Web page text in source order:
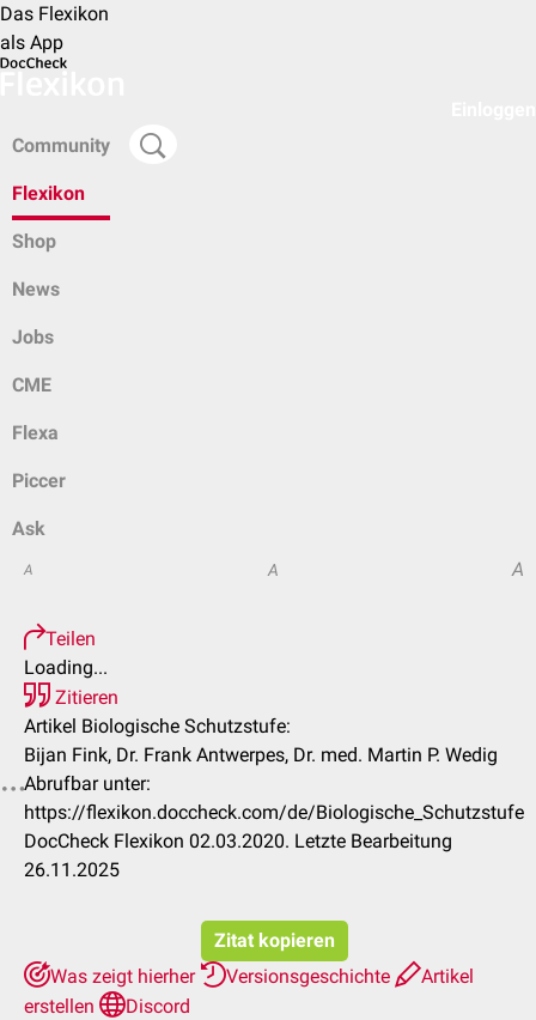
Das Flexikon
als App
Community
Flexikon
Shop
News
Jobs
CME
Flexa
Piccer
Ask
A A A
Teilen
Loading...
Zitieren
Artikel Biologische Schutzstufe:
Bijan Fink, Dr. Frank Antwerpes, Dr. med. Martin P. Wedig
Abrufbar unter:
https://flexikon.doccheck.com/de/Biologische_Schutzstufe
DocCheck Flexikon 02.03.2020. Letzte Bearbeitung
26.11.2025
Zitat kopieren
Was zeigt hierher
Versionsgeschichte
Artikel
erstellen
Discord